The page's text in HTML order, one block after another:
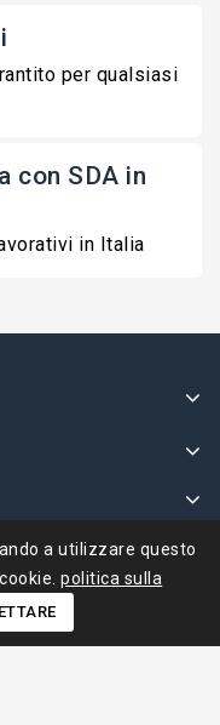
per qualsiasi
con SDA in
in Italia
a utilizzare questo
politica sulla